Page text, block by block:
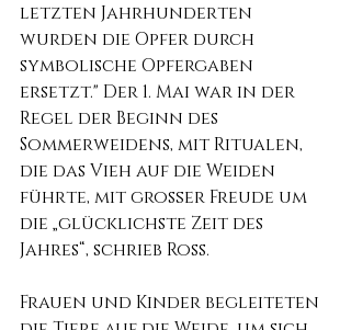
letzten Jahrhunderten
wurden die Opfer durch
symbolische Opfergaben
ersetzt." Der 1. Mai war in der
Regel der Beginn des
Sommerweidens, mit Ritualen,
die das Vieh auf die Weiden
führte, mit großer Freude um
die „glücklichste Zeit des
Jahres“, schrieb Ross.
Frauen und Kinder begleiteten